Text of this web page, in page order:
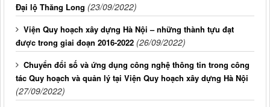
Đại lộ Thăng Long (23/09/2022)
Viện Quy hoạch xây dựng Hà Nội – những thành tựu đạt
được trong giai đoạn 2016-2022 (26/09/2022)
Chuyển đổi số và ứng dụng công nghệ thông tin trong công
tác Quy hoạch và quản lý tại Viện Quy hoạch xây dựng Hà Nội
(27/09/2022)